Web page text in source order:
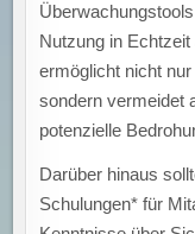
Nutzung in
ermöglicht nicht
sondern vermeidet
potenzielle
Darüber hinaus
Schulungen* für